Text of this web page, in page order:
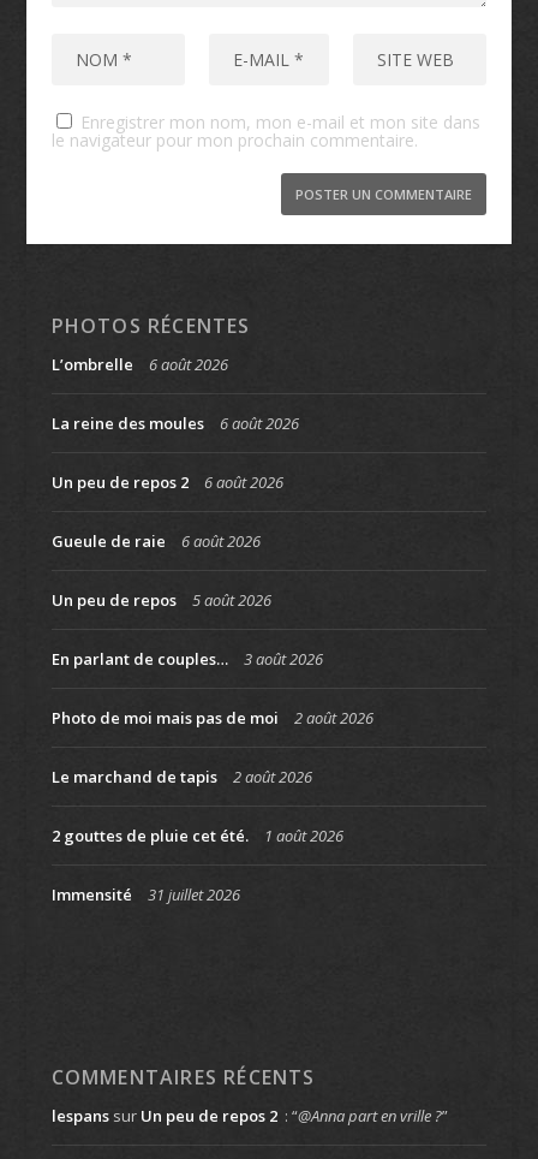
Enregistrer mon nom, mon e-mail et mon site dans
le navigateur pour mon prochain commentaire.
PHOTOS RÉCENTES
L’ombrelle 6 août 2026
La reine des moules 6 août 2026
Un peu de repos 2 6 août 2026
Gueule de raie 6 août 2026
Un peu de repos 5 août 2026
En parlant de couples… 3 août 2026
Photo de moi mais pas de moi 2 août 2026
Le marchand de tapis 2 août 2026
2 gouttes de pluie cet été. 1 août 2026
Immensité 31 juillet 2026
COMMENTAIRES RÉCENTS
lespanssur Un peu de repos 2 : “@Anna part en vrille ?”